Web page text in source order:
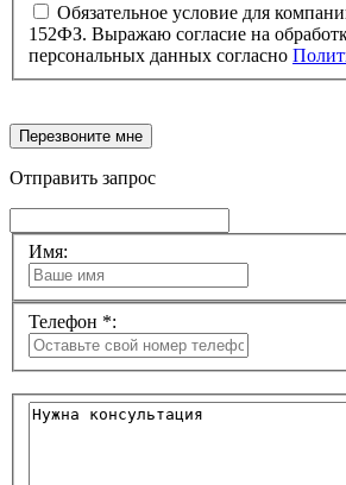
Обязательное условие для
152ФЗ. Выражаю согласие на
персональных данных согласно
Перезвоните мне
Отправить запрос
Имя:
Телефон *: